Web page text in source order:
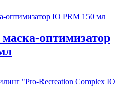
маска-оптимизатор